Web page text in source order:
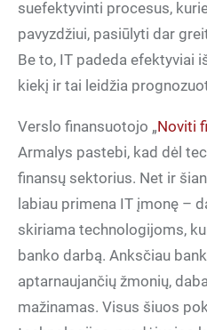
suefektyvinti procesus,
pavyzdžiui, pasiūlyti dar
Be to, IT padeda efektyviai
kiekį ir tai leidžia
Verslo finansuotojo „Noviti
Armalys pastebi, kad dėl
finansų sektorius. Net ir
labiau primena IT įmonę –
skiriama technologijoms,
banko darbą. Anksčiau
aptarnaujančių žmonių,
mažinamas. Visus šiuos